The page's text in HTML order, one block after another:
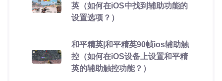
英（如何在iOS中找到辅助功能的
设置选项？）
和平精英|和平精英90帧ios辅助触
控（如何在iOS设备上设置和平精
英的辅助触控功能？）